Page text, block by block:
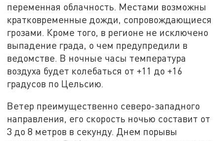
переменная облачность. Местами возможны
кратковременные дожди, сопровождающиеся
грозами. Кроме того, в регионе не исключено
выпадение града, о чем предупредили в
ведомстве. В ночные часы температура
воздуха будет колебаться от +11 до +16
градусов по Цельсию.
Ветер преимущественно северо-западного
направления, его скорость ночью составит от
3 до 8 метров в секунду. Днем порывы